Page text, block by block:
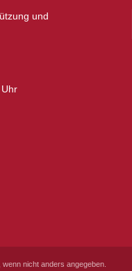
und
nicht anders angegeben.